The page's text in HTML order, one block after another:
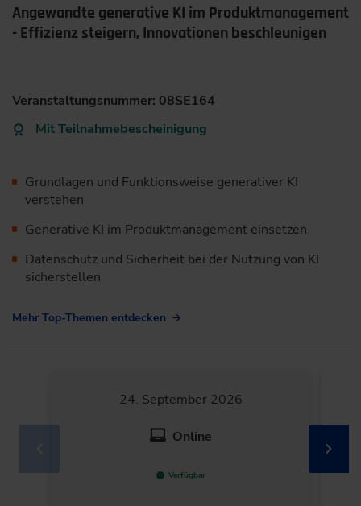
Angewandte generative KI im Produktmanagement
- Effizienz steigern, Innovationen beschleunigen
Veranstaltungsnummer: 08SE164
Mit Teilnahmebescheinigung
Grundlagen und Funktionsweise generativer KI
verstehen
Generative KI im Produktmanagement einsetzen
Datenschutz und Sicherheit bei der Nutzung von KI
sicherstellen
Mehr Top-Themen entdecken
24. September 2026
Online
Verfügbar